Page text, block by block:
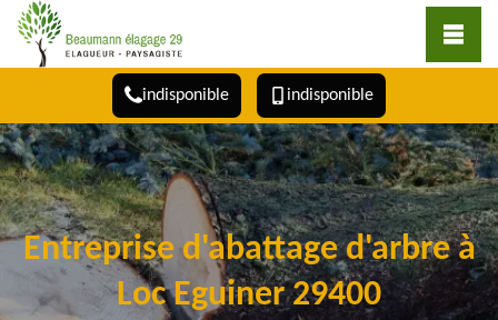
indisponible indisponible
Entreprise d'abattage d'arbre à
Loc Eguiner 29400